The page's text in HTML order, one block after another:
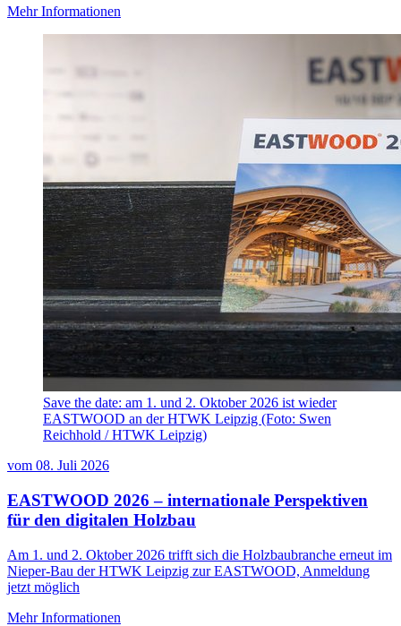
Mehr Informationen
Save the date: am 1. und 2. Oktober 2026 ist wieder
EASTWOOD an der HTWK Leipzig (Foto: Swen
Reichhold / HTWK Leipzig)
vom 08. Juli 2026
EASTWOOD 2026 – internationale Perspektiven
für den digitalen Holzbau
Am 1. und 2. Oktober 2026 trifft sich die Holzbaubranche erneut im
Nieper-Bau der HTWK Leipzig zur EASTWOOD, Anmeldung
jetzt möglich
Mehr Informationen